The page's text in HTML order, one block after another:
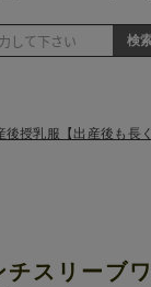
授乳服【出産後も長く
スリーブワ